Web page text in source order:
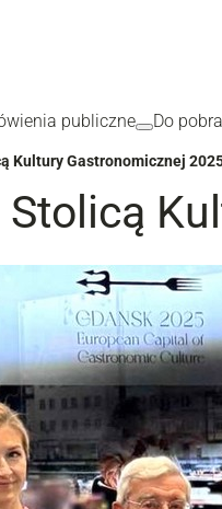
publiczne Do
Kultury Gastronomicznej
Stolicą